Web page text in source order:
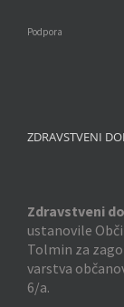
Podpora
ZDRAVSTVENI
Zdravstveni
ustanovile
Tolmin za
varstva
6/a.